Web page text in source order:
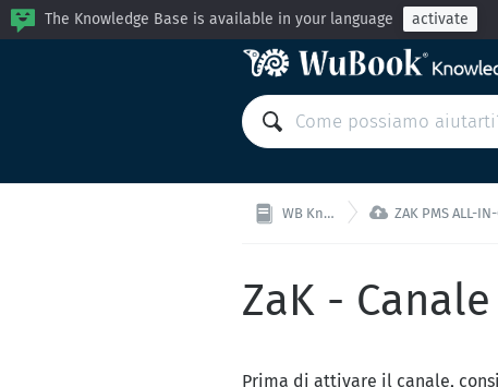
The Knowledge Base is available in your language activate
WB Knowledge Base  ZAK PMS ALL-IN-ONE: Gestisci la
ZaK -
Prima di attivare il canale,